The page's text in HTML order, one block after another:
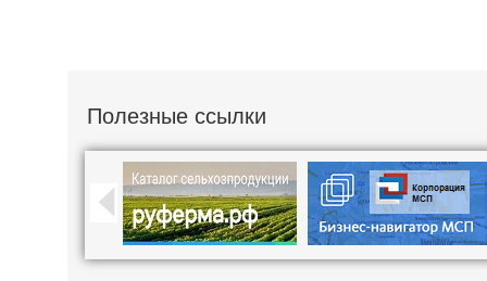
Полезные ссылки